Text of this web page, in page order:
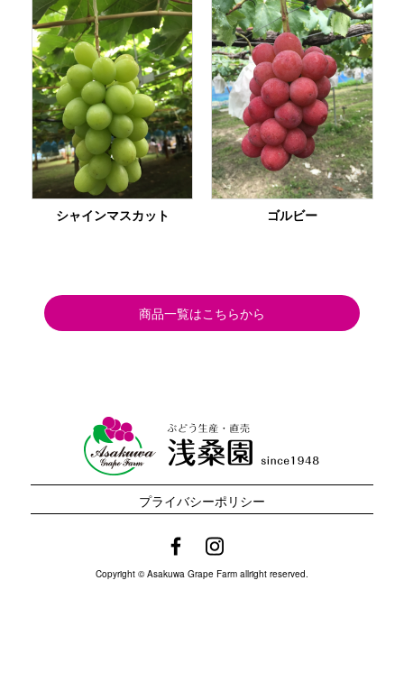
シャインマスカット ゴルビー
商品一覧はこちらから
プライバシーポリシー
Copyright © Asakuwa Grape Farm allright reserved.